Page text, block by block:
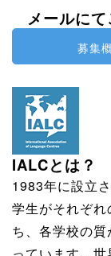
メールにて
募集
IALCとは？
1983年に設立
学生がそれぞ
ち、各学校の